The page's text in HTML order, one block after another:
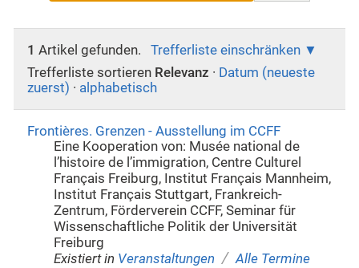
1 Artikel gefunden.
Trefferliste einschränken
Trefferliste sortieren Relevanz · Datum (neueste
zuerst) · alphabetisch
Frontières. Grenzen - Ausstellung im CCFF
Eine Kooperation von: Musée national de
l’histoire de l’immigration, Centre Culturel
Français Freiburg, Institut Français Mannheim,
Institut Français Stuttgart, Frankreich-
Zentrum, Förderverein CCFF, Seminar für
Wissenschaftliche Politik der Universität
Freiburg
Existiert in Veranstaltungen / Alle Termine